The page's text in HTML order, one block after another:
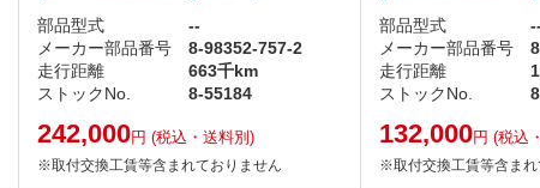
部品型式
--
メーカー部品番号
8-98352-757-2
走行距離
663千km
ストックNo.
8-55184
242,000円 (税込・送料別)
※取付交換工賃等含まれておりません
部品型式
--
メーカー部品番号
走行距離
ストックNo.
132,000円 (税込
※取付交換工賃等含まれ